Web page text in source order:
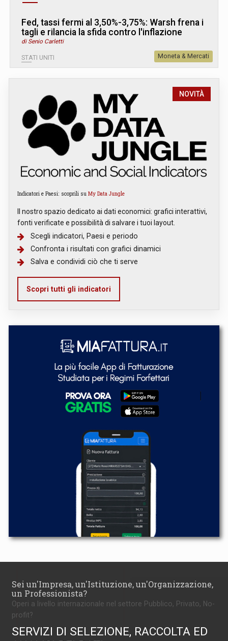
Fed, tassi fermi al 3,50%-3,75%: Warsh frena i
tagli e rilancia la sfida contro l'inflazione
di Senio Carletti
STATI UNITI Moneta & Mercati
NOVITÀ
Indicatori e Paesi: scoprili su My Data Jungle
Il nostro spazio dedicato ai dati economici: grafici interattivi,
fonti verificate e possibilità di salvare i tuoi layout.
Scegli indicatori, Paesi e periodo
Confronta i risultati con grafici dinamici
Salva e condividi ciò che ti serve
Scopri tutti gli indicatori
Sei un'Impresa, un'Istituzione, un'Organizzazione,
un Professionista?
Operi a livello internazionale nel settore Pubblico, Privato, No-
profit?
SERVIZI DI SELEZIONE, RACCOLTA ED